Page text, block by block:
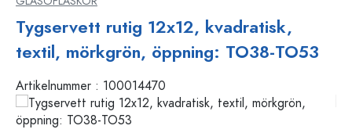
Tygservett rutig 12x12, kvadratisk,
textil, mörkgrön, öppning: TO38-TO53
Artikelnummer : 100014470